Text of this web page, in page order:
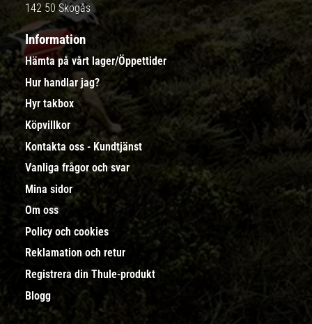
142 50 Skogås
Information
Hämta på vårt lager/Öppettider
Hur handlar jag?
Hyr takbox
Köpvillkor
Kontakta oss - Kundtjänst
Vanliga frågor och svar
Mina sidor
Om oss
Policy och cookies
Reklamation och retur
Registrera din Thule-produkt
Blogg